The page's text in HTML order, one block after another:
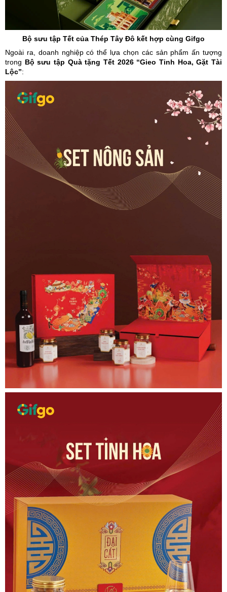
Bộ sưu tập Tết của Thép Tây Đô kết hợp cùng Gifgo
Ngoài ra, doanh nghiệp có thể lựa chọn các sản phẩm ấn tượng
trong Bộ sưu tập Quà tặng Tết 2026 “Gieo Tinh Hoa, Gặt Tài
Lộc”: